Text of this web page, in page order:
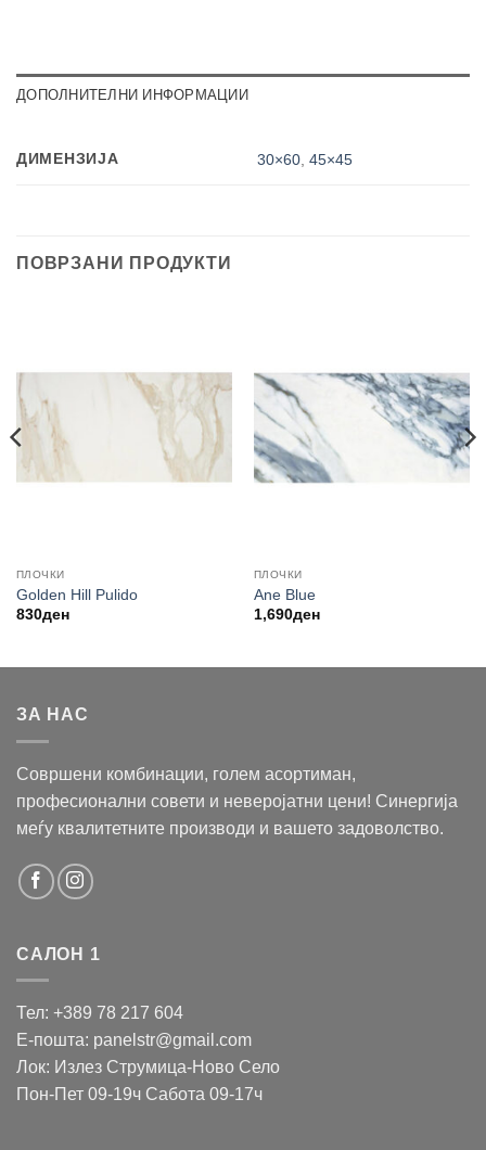
ДОПОЛНИТЕЛНИ ИНФОРМАЦИИ
ДИМЕНЗИЈА 30×60 ,45×45
ПОВРЗАНИ ПРОДУКТИ
ПЛОЧКИ
Golden Hill Pulido
830ден
ПЛОЧКИ
Ane Blue
1,690ден
ЗА НАС
Совршени комбинации, голем асортиман,
професионални совети и неверојатни цени! Синергија
меѓу квалитетните производи и вашето задоволство.
САЛОН 1
Тел: +389 78 217 604
Е-пошта: panelstr@gmail.com
Лок: Излез Струмица-Ново Село
Пон-Пет 09-19ч Сабота 09-17ч